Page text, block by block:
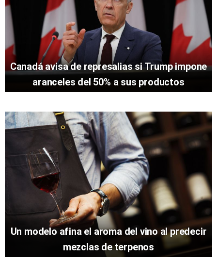
Canadá avisa de represalias si Trump impone
aranceles del 50% a sus productos
Un modelo afina el aroma del vino al predecir
mezclas de terpenos